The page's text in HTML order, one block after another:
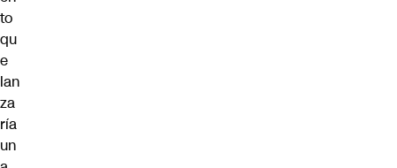
to
qu
e
lan
za
ría
un